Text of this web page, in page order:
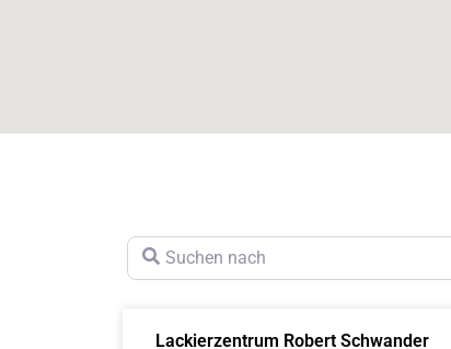
Suchen nach
Lackierzentrum Robert Schwander